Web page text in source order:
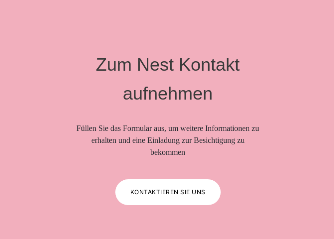
Zum Nest Kontakt
aufnehmen
Füllen Sie das Formular aus, um weitere Informationen zu
erhalten und eine Einladung zur Besichtigung zu
bekommen
KONTAKTIEREN SIE UNS